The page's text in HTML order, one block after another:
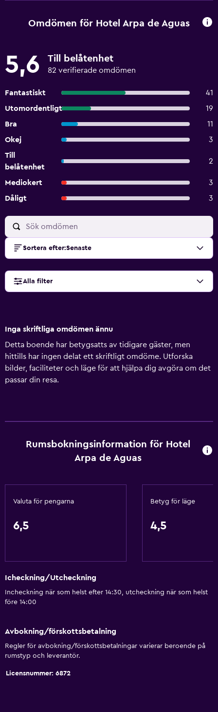
Omdömen för Hotel Arpa de Aguas
5,6 Till belåtenhet
82 verifierade omdömen
Fantastiskt
41
Utomordentligt
19
Bra
11
Okej
3
Till
belåtenhet
2
Mediokert
3
Dåligt
3
Sortera efter:Senaste
Alla filter
Inga skriftliga omdömen ännu
Detta boende har betygsatts av tidigare gäster, men
hittills har ingen delat ett skriftligt omdöme. Utforska
bilder, faciliteter och läge för att hjälpa dig avgöra om det
passar din resa.
Rumsbokningsinformation för Hotel
Arpa de Aguas
Valuta för pengarna
6,5
Betyg för läge
4,5
Icheckning/Utcheckning
Incheckning när som helst efter 14:30, utcheckning när som helst
före 14:00
Avbokning/förskottsbetalning
Regler för avbokning/förskottsbetalningar varierar beroende på
rumstyp och leverantör.
Licensnummer: 6872